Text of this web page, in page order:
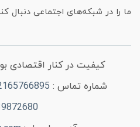
ما را در شبکه‌های اجتماعی دنبال
کیفیت در کنار
شماره تماس :